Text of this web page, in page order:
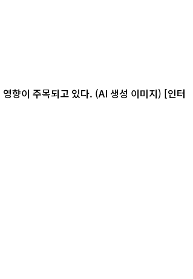
주목되고 있다. (AI 생성 이미지) [인터